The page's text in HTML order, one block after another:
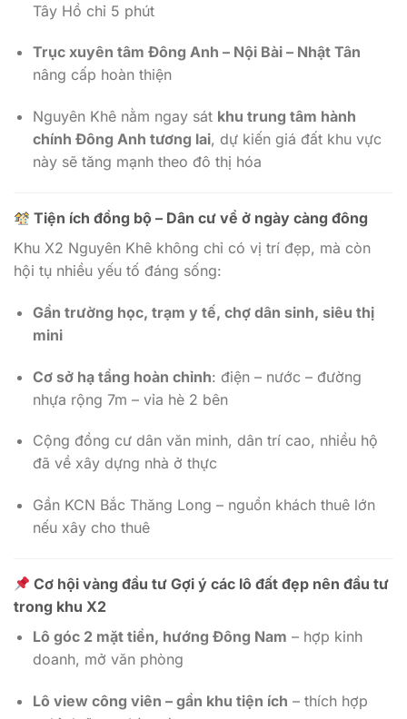
Tây Hồ chỉ 5 phút
Trục xuyên tâm Đông Anh – Nội Bài – Nhật Tân
nâng cấp hoàn thiện
Nguyên Khê nằm ngay sát khu trung tâm hành
chính Đông Anh tương lai, dự kiến giá đất khu vực
này sẽ tăng mạnh theo đô thị hóa
Tiện ích đồng bộ – Dân cư về ở ngày càng đông
Khu X2 Nguyên Khê không chỉ có vị trí đẹp, mà còn
hội tụ nhiều yếu tố đáng sống:
Gần trường học, trạm y tế, chợ dân sinh, siêu thị
mini
Cơ sở hạ tầng hoàn chỉnh: điện – nước – đường
nhựa rộng 7m – vỉa hè 2 bên
Cộng đồng cư dân văn minh, dân trí cao, nhiều hộ
đã về xây dựng nhà ở thực
Gần KCN Bắc Thăng Long – nguồn khách thuê lớn
nếu xây cho thuê
Cơ hội vàng đầu tư Gợi ý các lô đất đẹp nên đầu tư
trong khu X2
Lô góc 2 mặt tiền, hướng Đông Nam – hợp kinh
doanh, mở văn phòng
Lô view công viên – gần khu tiện ích – thích hợp